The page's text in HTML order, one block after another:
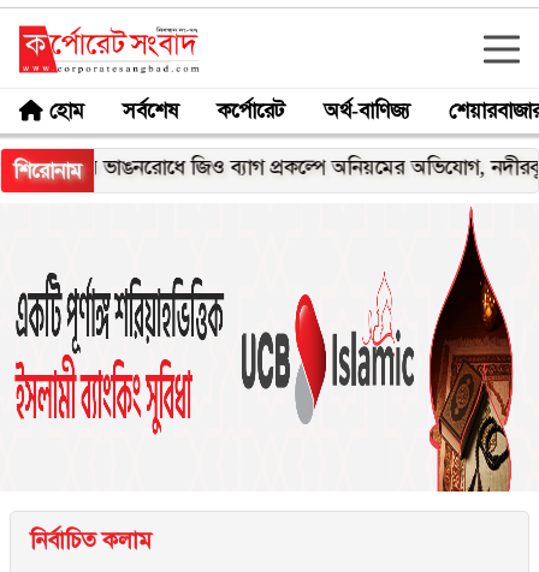
হোম সর্বশেষ কর্পোরেট অর্থ-বাণিজ্য
শিরোনাম
ভাঙনরোধে জিও ব্যাগ প্রকল্পে অনিয়মের অভিযোগ, নদীরকূলে
নির্বাচিত কলাম